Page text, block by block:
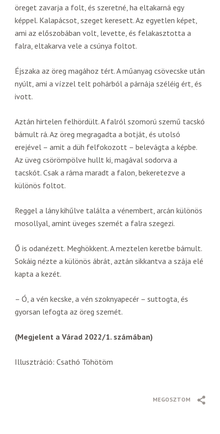
öreget zavarja a folt, és szeretné, ha eltakarná egy
képpel. Kalapácsot, szeget keresett. Az egyetlen képet,
ami az előszobában volt, levette, és felakasztotta a
falra, eltakarva vele a csúnya foltot.
Éjszaka az öreg magához tért. A műanyag csövecske után
nyúlt, ami a vízzel telt pohárból a párnája széléig ért, és
ivott.
Aztán hirtelen felhördült. A falról szomorú szemű tacskó
bámult rá. Az öreg megragadta a botját, és utolsó
erejével – amit a düh felfokozott – belevágta a képbe.
Az üveg csörömpölve hullt ki, magával sodorva a
tacskót. Csak a ráma maradt a falon, bekeretezve a
különös foltot.
Reggel a lány kihűlve találta a vénembert, arcán különös
mosollyal, amint üveges szemét a falra szegezi.
Ő is odanézett. Meghökkent. A meztelen keretbe bámult.
Sokáig nézte a különös ábrát, aztán sikkantva a szája elé
kapta a kezét.
– Ó, a vén kecske, a vén szoknyapecér – suttogta, és
gyorsan lefogta az öreg szemét.
(Megjelent a Várad 2022/1. számában)
Illusztráció: Csathó Töhötöm
MEGOSZTOM